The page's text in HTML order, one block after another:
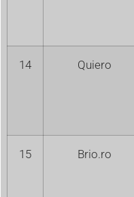
14 Quiero
15 Brio.ro